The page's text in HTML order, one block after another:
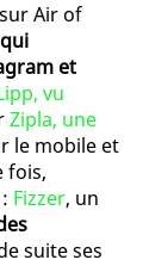
Air of
et
vu
Zipla, une
le mobile et
fois,
Fizzer, un
suite ses